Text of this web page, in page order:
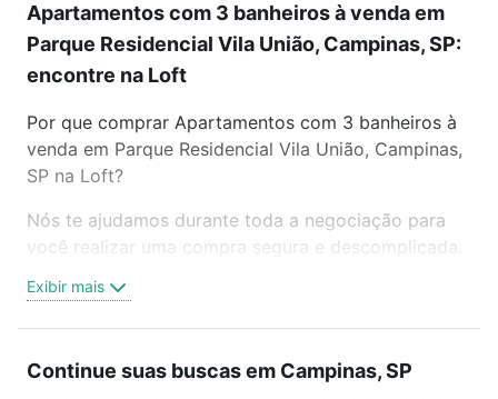
Apartamentos com 3 banheiros à venda em
Parque Residencial Vila União, Campinas, SP:
encontre na Loft
Por que comprar Apartamentos com 3 banheiros à
venda em Parque Residencial Vila União, Campinas,
SP na Loft?
Nós te ajudamos durante toda a negociação para
você realizar uma compra segura e descomplicada.
trabalho e do metrô, aqui você vai encontrar a
oferta ideal de Apartamentos com 3 banheiros à
SP para conquistar seu sonho. Agende uma visita
Exibir mais
Continue suas buscas em Campinas, SP